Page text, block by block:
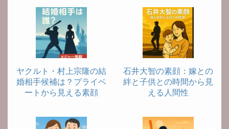
ヤクルト・村上宗隆の結
婚相手候補は？プライベ
ートから見える素顔
石井大智の素顔：嫁との
絆と子供との時間から見
える人間性